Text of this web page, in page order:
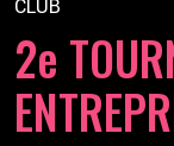
CLUB
2e